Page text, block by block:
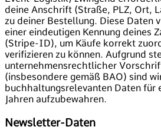
deine Anschrift (Straße, PLZ, Ort,
zu deiner Bestellung. Diese Daten
einer eindeutigen Kennung deines
(Stripe-ID), um Käufe korrekt
verifizieren zu können. Aufgrund
unternehmensrechtlicher
(insbesondere gemäß BAO) sind
buchhaltungsrelevanten Daten für
Jahren aufzubewahren.
Newsletter-Daten